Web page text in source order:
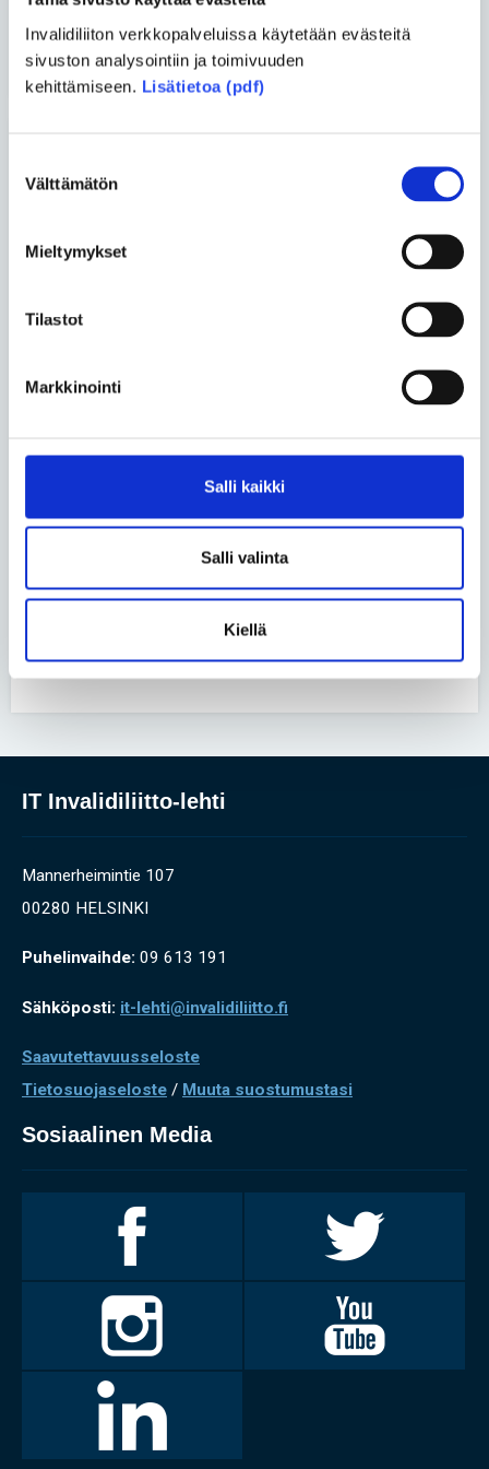
Invalidiliiton verkkopalveluissa käytetään evästeitä
sivuston analysointiin ja toimivuuden
kehittämiseen. Lisätietoa (pdf)
valinta
Välttämätön
Mieltymykset
Tilastot
Markkinointi
Salli kaikki
Salli valinta
Kiellä
kerrallaan
Katso kaikki blogit
Henna Oksasesta tuli neulekirjailija
Turvakodin tulisi auttaa myös
• 17.06.2026
Yhteiskunta• 27.05.2026
Perhe on uuden äärellä, kun lapsi
syntyy lyhytkasvuisena
IT Invalidiliitto-lehti
Mannerheimintie 107
00280 HELSINKI
Puhelinvaihde: 09 613 191
Sähköposti: it-lehti@invalidiliitto.fi
Saavutettavuusseloste
Tietosuojaseloste / Muuta suostumustasi
Sosiaalinen Media
Facebookissa
Twitterissä
Invalidiliitto
Instagramissa
Youtubessa